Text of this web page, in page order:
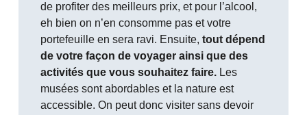
de profiter des meilleurs prix, et pour l’alcool,
eh bien on n’en consomme pas et votre
portefeuille en sera ravi. Ensuite, tout dépend
de votre façon de voyager ainsi que des
activités que vous souhaitez faire.Les
musées sont abordables et la nature est
accessible. On peut donc visiter sans devoir